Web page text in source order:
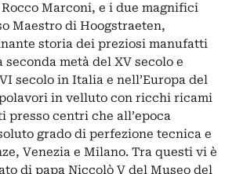
Marconi, e i due magnifici
Maestro di Hoogstraeten,
storia dei preziosi manufatti
metà del XV secolo e
secolo in Italia e nell’Europa del
in velluto con ricchi ricami
presso centri che all’epoca
grado di perfezione tecnica e
Venezia e Milano. Tra questi vi è
di papa Niccolò V del Museo del